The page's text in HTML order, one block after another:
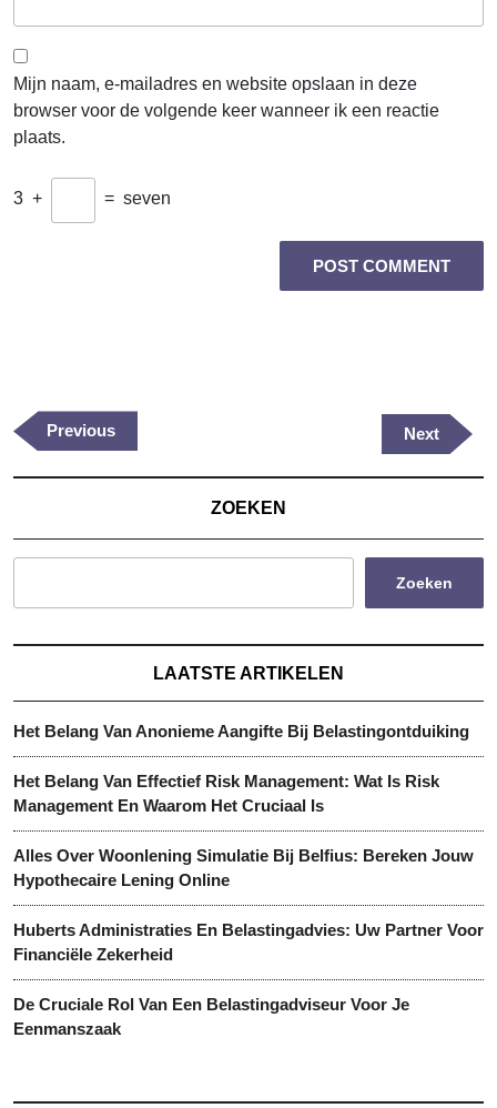
Mijn naam, e-mailadres en website opslaan in deze
browser voor de volgende keer wanneer ik een reactie
plaats.
3 + = seven
Previous
Post
Previous
Next
Post
Next
ZOEKEN
Zoeken
LAATSTE ARTIKELEN
Het Belang Van Anonieme Aangifte Bij Belastingontduiking
Het Belang Van Effectief Risk Management: Wat Is Risk
Management En Waarom Het Cruciaal Is
Alles Over Woonlening Simulatie Bij Belfius: Bereken Jouw
Hypothecaire Lening Online
Huberts Administraties En Belastingadvies: Uw Partner Voor
Financiële Zekerheid
De Cruciale Rol Van Een Belastingadviseur Voor Je
Eenmanszaak